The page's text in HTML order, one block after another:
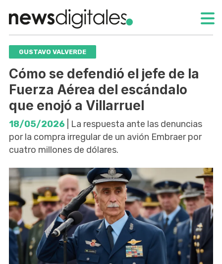
GUSTAVO VALVERDE
Cómo se defendió el jefe de la
Fuerza Aérea del escándalo
que enojó a Villarruel
18/05/2026 | La respuesta ante las denuncias
por la compra irregular de un avión Embraer por
cuatro millones de dólares.